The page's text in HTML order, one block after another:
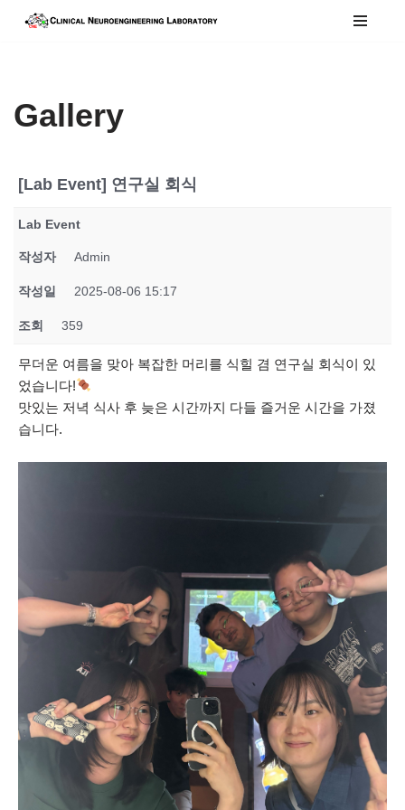
로
뛰
Gallery
[Lab Event] 연구실 회식
Lab Event
작성자 Admin
작성일 2025-08-06 15:17
조회 359
무더운 여름을 맞아 복잡한 머리를 식힐 겸 연구실 회식이 있
었습니다!
맛있는 저녁 식사 후 늦은 시간까지 다들 즐거운 시간을 가졌
습니다.